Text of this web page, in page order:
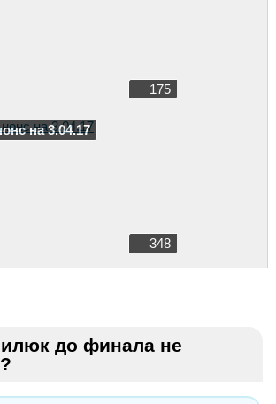
175
на 3.04.17
348
до финала не